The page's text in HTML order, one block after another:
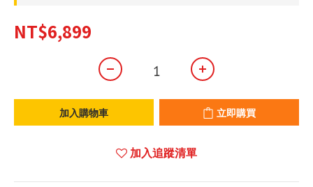
NT$6,899
加入購物車 立即購買
加入追蹤清單